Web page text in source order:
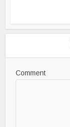
Comment